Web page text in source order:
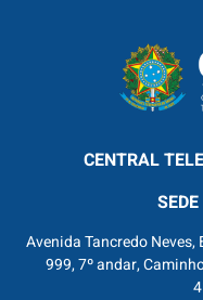
CENTRAL
Avenida Tancredo
999, 7º andar,